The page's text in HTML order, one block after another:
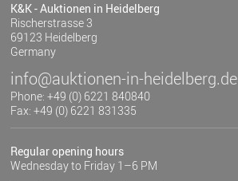
K&K - Auktionen in Heidelberg
Rischerstrasse 3
69123 Heidelberg
Germany
info@auktionen-in-heidelberg.de
Phone: +49 (0) 6221 840840
Fax: +49 (0) 6221 831335
Regular opening hours
Wednesday to Friday 1–6 PM